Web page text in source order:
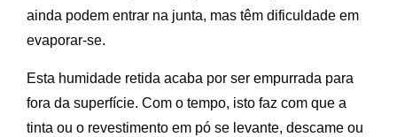
ainda podem entrar na junta, mas têm dificuldade em
evaporar-se.
Esta humidade retida acaba por ser empurrada para
fora da superfície. Com o tempo, isto faz com que a
tinta ou o revestimento em pó se levante, descame ou